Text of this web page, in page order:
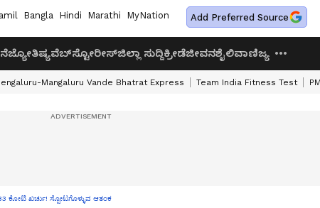
Bangla Hindi Marathi MyNation Add Preferred Source
ಜ್ಯೋತಿಷ್ಯವೆಬ್‌ಸ್ಟೋರೀಸ್ಜಿಲ್ಲಾ ಸುದ್ದಿಕ್ರೀಡೆಜೀವನಶೈಲಿವಾಣಿಜ್ಯ
Mangaluru Vande Bhatrat Express Team India Fitness Test
ಕೋಟಿ ಖರ್ಚು! ಸ್ಪೋಟಗೊಳ್ಳುವ ಆತಂಕ